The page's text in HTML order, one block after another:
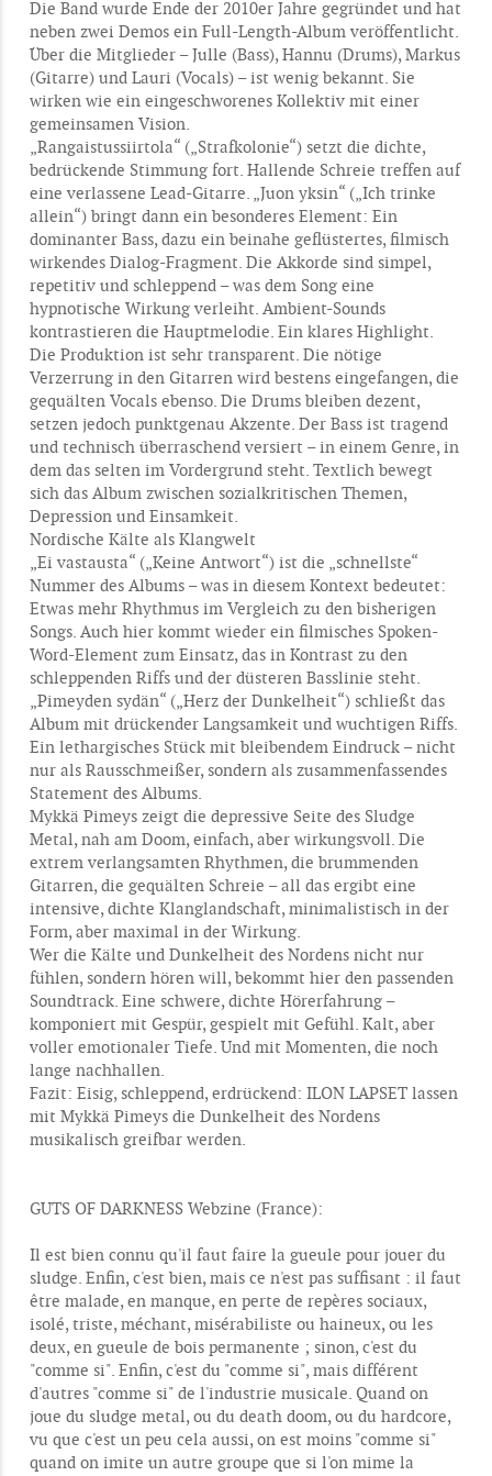
Die Band wurde Ende der 2010er Jahre gegründet und hat
neben zwei Demos ein Full-Length-Album veröffentlicht.
Über die Mitglieder – Julle (Bass), Hannu (Drums), Markus
(Gitarre) und Lauri (Vocals) – ist wenig bekannt. Sie
wirken wie ein eingeschworenes Kollektiv mit einer
gemeinsamen Vision.
„Rangaistussiirtola“ („Strafkolonie“) setzt die dichte,
bedrückende Stimmung fort. Hallende Schreie treffen auf
eine verlassene Lead-Gitarre. „Juon yksin“ („Ich trinke
allein“) bringt dann ein besonderes Element: Ein
dominanter Bass, dazu ein beinahe geflüstertes, filmisch
wirkendes Dialog-Fragment. Die Akkorde sind simpel,
repetitiv und schleppend – was dem Song eine
hypnotische Wirkung verleiht. Ambient-Sounds
kontrastieren die Hauptmelodie. Ein klares Highlight.
Die Produktion ist sehr transparent. Die nötige
Verzerrung in den Gitarren wird bestens eingefangen, die
gequälten Vocals ebenso. Die Drums bleiben dezent,
setzen jedoch punktgenau Akzente. Der Bass ist tragend
und technisch überraschend versiert – in einem Genre, in
dem das selten im Vordergrund steht. Textlich bewegt
sich das Album zwischen sozialkritischen Themen,
Depression und Einsamkeit.
Nordische Kälte als Klangwelt
„Ei vastausta“ („Keine Antwort“) ist die „schnellste“
Nummer des Albums – was in diesem Kontext bedeutet:
Etwas mehr Rhythmus im Vergleich zu den bisherigen
Songs. Auch hier kommt wieder ein filmisches Spoken-
Word-Element zum Einsatz, das in Kontrast zu den
schleppenden Riffs und der düsteren Basslinie steht.
„Pimeyden sydän“ („Herz der Dunkelheit“) schließt das
Album mit drückender Langsamkeit und wuchtigen Riffs.
Ein lethargisches Stück mit bleibendem Eindruck – nicht
nur als Rausschmeißer, sondern als zusammenfassendes
Statement des Albums.
Mykkä Pimeys zeigt die depressive Seite des Sludge
Metal, nah am Doom, einfach, aber wirkungsvoll. Die
extrem verlangsamten Rhythmen, die brummenden
Gitarren, die gequälten Schreie – all das ergibt eine
intensive, dichte Klanglandschaft, minimalistisch in der
Form, aber maximal in der Wirkung.
Wer die Kälte und Dunkelheit des Nordens nicht nur
fühlen, sondern hören will, bekommt hier den passenden
Soundtrack. Eine schwere, dichte Hörerfahrung –
komponiert mit Gespür, gespielt mit Gefühl. Kalt, aber
voller emotionaler Tiefe. Und mit Momenten, die noch
lange nachhallen.
Fazit: Eisig, schleppend, erdrückend: ILON LAPSET lassen
mit Mykkä Pimeys die Dunkelheit des Nordens
musikalisch greifbar werden.
GUTS OF DARKNESS Webzine (France):
Il est bien connu qu'il faut faire la gueule pour jouer du
sludge. Enfin, c'est bien, mais ce n'est pas suffisant : il faut
être malade, en manque, en perte de repères sociaux,
isolé, triste, méchant, misérabiliste ou haineux, ou les
deux, en gueule de bois permanente ; sinon, c'est du
"comme si". Enfin, c'est du "comme si", mais différent
d'autres "comme si" de l'industrie musicale. Quand on
joue du sludge metal, ou du death doom, ou du hardcore,
vu que c'est un peu cela aussi, on est moins "comme si"
quand on imite un autre groupe que si l'on mime la